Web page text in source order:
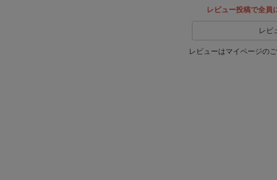
レビュー投稿で全員
レビ
レビューはマイページの